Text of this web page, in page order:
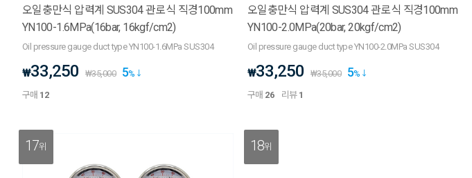
오일충만식 압력계 SUS304 관로식 직경100mm
YN100-1.6MPa(16bar, 16kgf/cm2)
Oil pressure gauge duct type YN100-1.6MPa SUS304
₩33,250 ₩35,000 5%
구매 12
오일충만식 압력계 SUS304 관로식 직경100mm
YN100-2.0MPa(20bar, 20kgf/cm2)
Oil pressure gauge duct type YN100-2.0MPa SUS304
₩33,250 ₩35,000 5%
구매 26 리뷰 1
17위 18위